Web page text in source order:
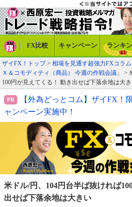
FX比較 キャンペーン ランキ
ザイFX！トップ> 相場を見通す超強力FXコラム
Ｘ＆コモディティ（商品） 今週の作戦会議」
>
100円が見えてくる！ 動き出せば下落余地は大
【外為どっとコム】ザイFX！
ャンペーン実施中！
米ドル/円、104円台半ば抜ければ
出せば下落余地は大きい